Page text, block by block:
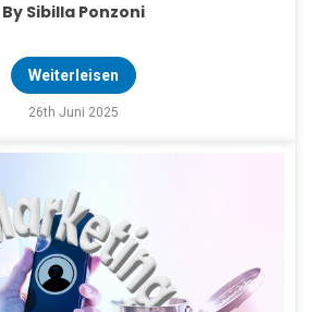
By Sibilla Ponzoni
Weiterleisen
26th Juni 2025